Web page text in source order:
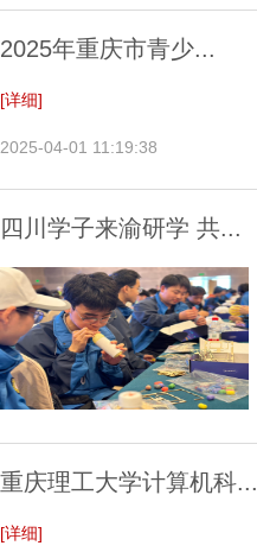
2025年重庆市青少...
[详细]
2025-04-01 11:19:38
四川学子来渝研学 共...
重庆理工大学计算机科...
[详细]